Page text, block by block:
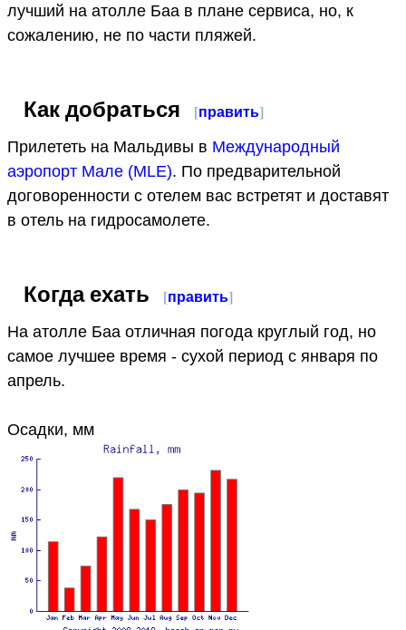
лучший на атолле Баа в плане сервиса, но, к
сожалению, не по части пляжей.
Как добраться [править]
Прилететь на Мальдивы в Международный
аэропорт Мале (MLE). По предварительной
договоренности с отелем вас встретят и доставят
в отель на гидросамолете.
Когда ехать [править]
На атолле Баа отличная погода круглый год, но
самое лучшее время - сухой период с января по
апрель.
Осадки, мм